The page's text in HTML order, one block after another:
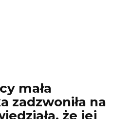
mała
zadzwoniła na
że jej